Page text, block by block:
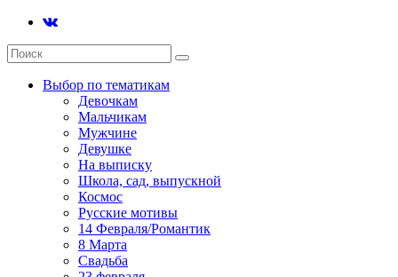
Выбор по тематикам
Девочкам
Мальчикам
Мужчине
Девушке
На выписку
Школа, сад, выпускной
Космос
Русские мотивы
14 Февраля/Романтик
8 Марта
Свадьба